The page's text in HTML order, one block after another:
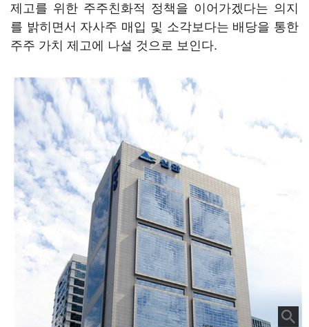
제고를 위한 주주친화적 정책을 이어가겠다는 의지
를 밝히면서 자사주 매입 및 소각보다는 배당을 통한
주주 가치 제고에 나설 것으로 보인다.